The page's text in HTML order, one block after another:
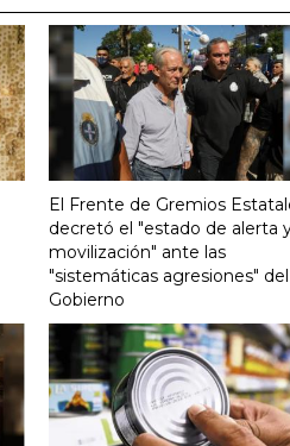
El Frente de Gremios
decretó el "estado de alerta
movilización" ante las
"sistemáticas agresiones" del
Gobierno